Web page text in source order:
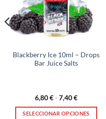
Blackberry Ice 10ml – Drops
Bar Juice Salts
6,80€-7,40€Rango
precios:
desde
SELECCIONAR OPCIONES